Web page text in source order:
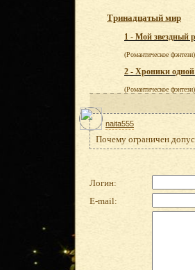
Тринадцатый мир
1 - Мой звездный
(Романтическое фэнтези)
2 - Хроники
(Романтическое фэнтези)
naita555
Почему ограничен
Логин:
E-mail: